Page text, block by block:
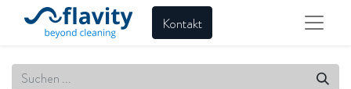
Kontakt